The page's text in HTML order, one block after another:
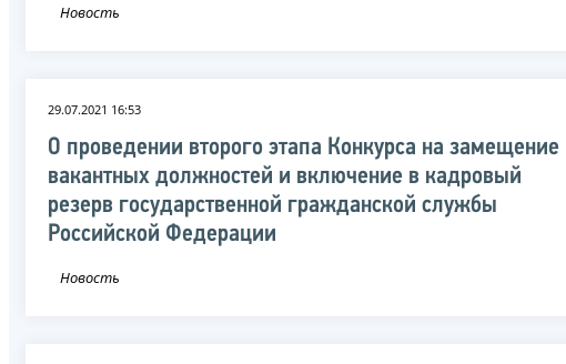
Новость
29.07.2021 16:53
О проведении второго этапа Конкурса на замещение
вакантных должностей и включение в кадровый
резерв государственной гражданской службы
Российской Федерации
Новость